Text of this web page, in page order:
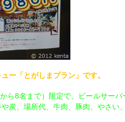
ー「とがしまプラン」です。
ら8名まで）限定で、ビールサー
炭、場所代、牛肉、豚肉、やさい